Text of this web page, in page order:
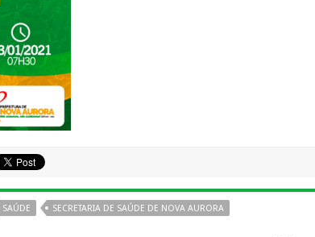
SAÚDE SECRETARIA DE SAÚDE DE NOVA AURORA